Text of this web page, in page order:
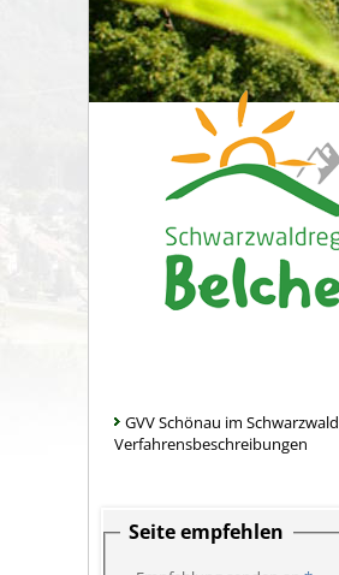
GVV Schönau im Schwarzwald
Verfahrensbeschreibungen
Seite empfehlen